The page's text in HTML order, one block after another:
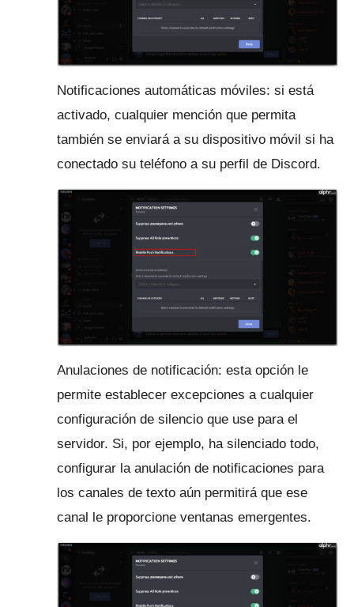
Notificaciones automáticas móviles: si está
activado, cualquier mención que permita
también se enviará a su dispositivo móvil si ha
conectado su teléfono a su perfil de Discord.
Anulaciones de notificación: esta opción le
permite establecer excepciones a cualquier
configuración de silencio que use para el
servidor. Si, por ejemplo, ha silenciado todo,
configurar la anulación de notificaciones para
los canales de texto aún permitirá que ese
canal le proporcione ventanas emergentes.